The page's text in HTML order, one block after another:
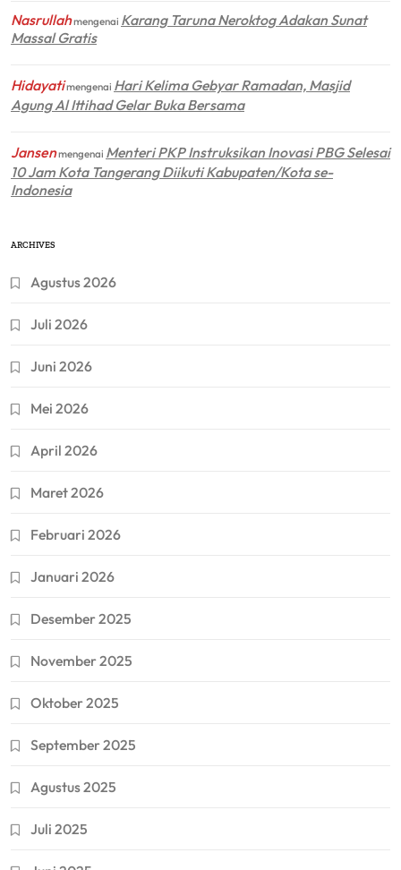
Nasrullahmengenai Karang Taruna Neroktog Adakan Sunat
Massal Gratis
Hidayatimengenai Hari Kelima Gebyar Ramadan, Masjid
Agung Al Ittihad Gelar Buka Bersama
Jansenmengenai Menteri PKP Instruksikan Inovasi PBG Selesai
10 Jam Kota Tangerang Diikuti Kabupaten/Kota se-
Indonesia
ARCHIVES
Agustus 2026
Juli 2026
Juni 2026
Mei 2026
April 2026
Maret 2026
Februari 2026
Januari 2026
Desember 2025
November 2025
Oktober 2025
September 2025
Agustus 2025
Juli 2025